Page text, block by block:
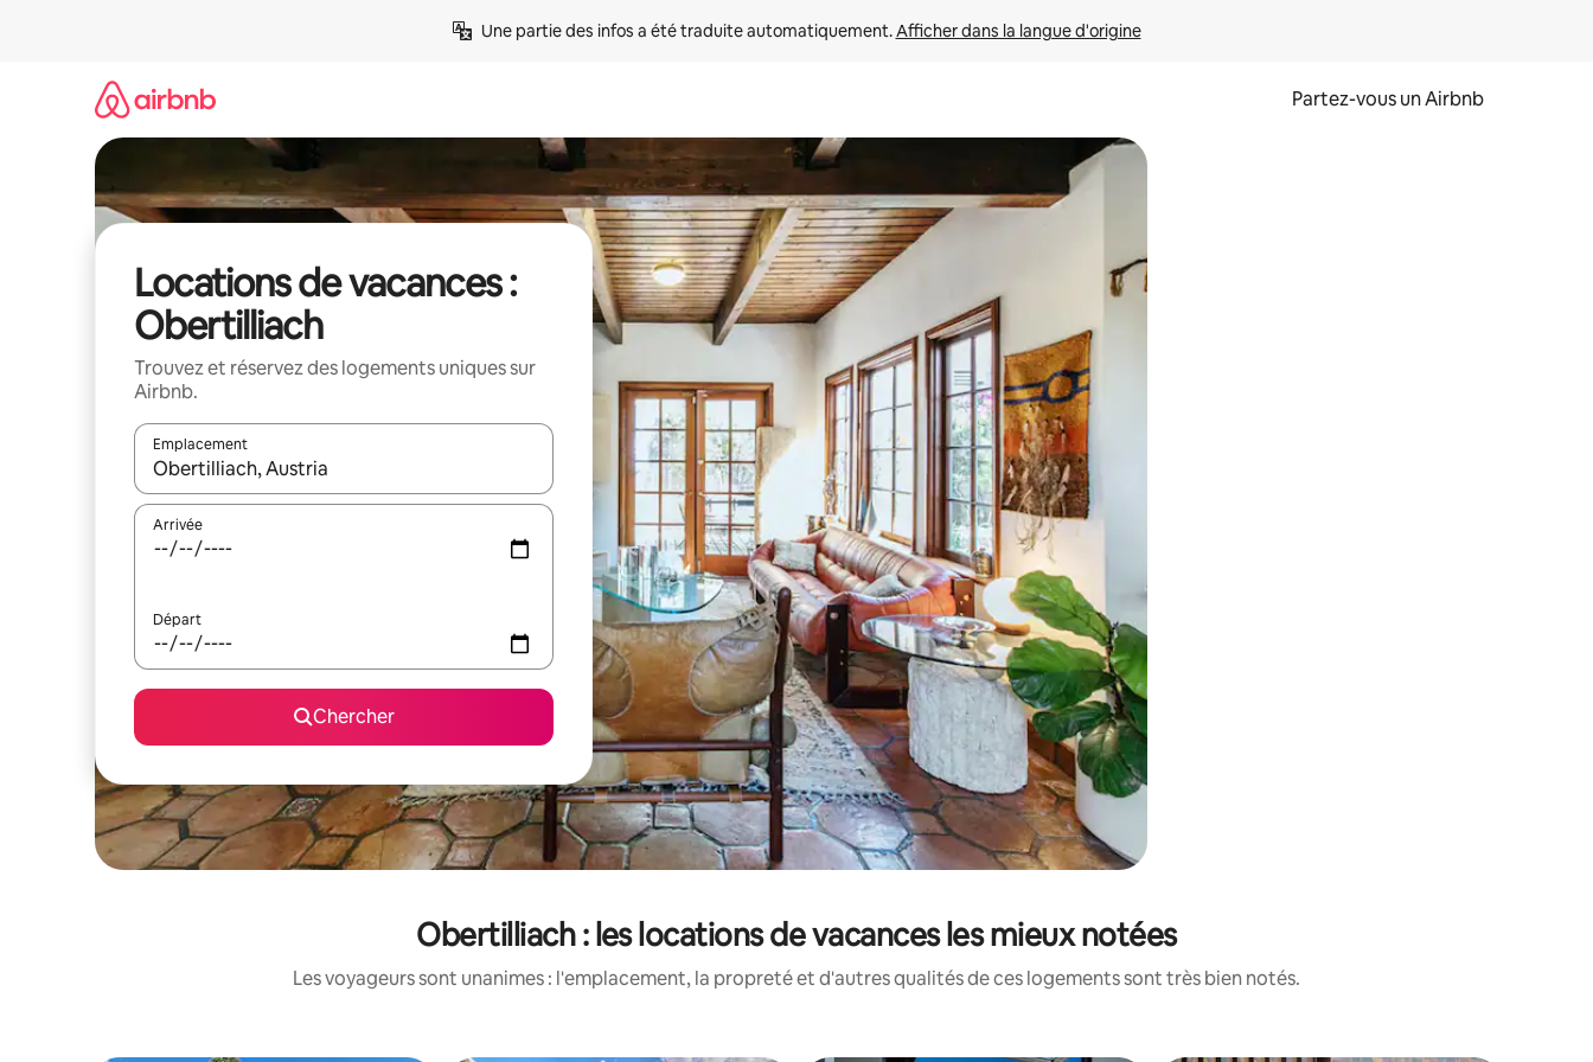
Une partie des infos a été traduite automatiquement. Afficher dans la langue d'origine
Partez-vous un Airbnb
Locations de vacances :
Obertilliach
Trouvez et réservez des logements uniques sur
Airbnb.
Emplacement
Quand les résultats sont affichés, parcourez-les en utilisant les flèches vers le haut et vers le bas, ou en appuyant dessus et en les faisant glisser.
Arrivée
Départ
Chercher
Obertilliach : les locations de vacances les mieux notées
Les voyageurs sont unanimes : l'emplacement, la propreté et d'autres qualités de ces logements sont très bien notés.